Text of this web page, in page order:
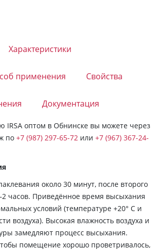
Характеристики
применения Свойства
Документация
IRSA оптом в Обнинске вы можете через
по +7 (987) 297-65-72 или +7 (967) 367-24-
около 30 минут, после второго
часов. Приведëнное время высыхания
условий (температуре +20° C и
воздуха). Высокая влажность воздуха и
замедляют процесс высыхания.
помещение хорошо проветривалось,